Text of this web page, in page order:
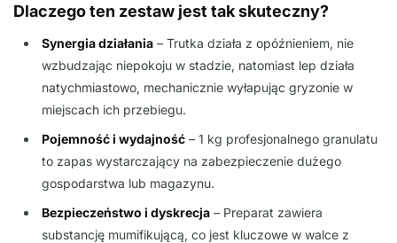
Dlaczego ten zestaw jest tak skuteczny?
Synergia działania – Trutka działa z opóźnieniem, nie
wzbudzając niepokoju w stadzie, natomiast lep działa
natychmiastowo, mechanicznie wyłapując gryzonie w
miejscach ich przebiegu.
Pojemność i wydajność – 1 kg profesjonalnego granulatu
to zapas wystarczający na zabezpieczenie dużego
gospodarstwa lub magazynu.
Bezpieczeństwo i dyskrecja – Preparat zawiera
substancję mumifikującą, co jest kluczowe w walce z